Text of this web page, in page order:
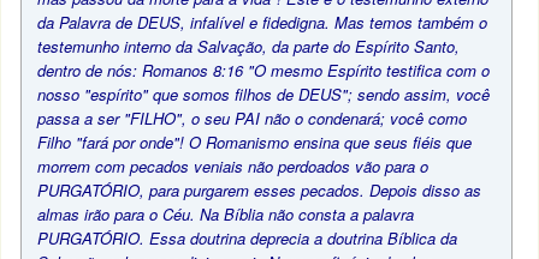
da Palavra de DEUS, infalível e fidedigna. Mas temos também o
testemunho interno da Salvação, da parte do Espírito Santo,
dentro de nós: Romanos 8:16 "O mesmo Espírito testifica com o
nosso "espírito" que somos filhos de DEUS"; sendo assim, você
passa a ser "FILHO", o seu PAI não o condenará; você como
Filho "fará por onde"! O Romanismo ensina que seus fiéis que
morrem com pecados veniais não perdoados vão para o
PURGATÓRIO, para purgarem esses pecados. Depois disso as
almas irão para o Céu. Na Bíblia não consta a palavra
PURGATÓRIO. Essa doutrina deprecia a doutrina Bíblica da